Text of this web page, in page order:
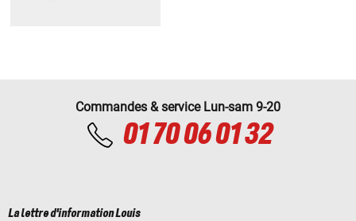
Commandes & service Lun-sam 9-20
01 70 06 01 32
La lettre d'information Louis